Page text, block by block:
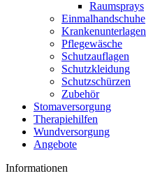
Raumsprays
Einmalhandschuhe
Krankenunterlagen
Pflegewäsche
Schutzauflagen
Schutzkleidung
Schutzschürzen
Zubehör
Stomaversorgung
Therapiehilfen
Wundversorgung
Angebote
Informationen